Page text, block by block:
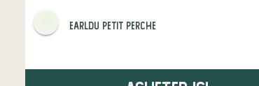
EARLdu petit perche